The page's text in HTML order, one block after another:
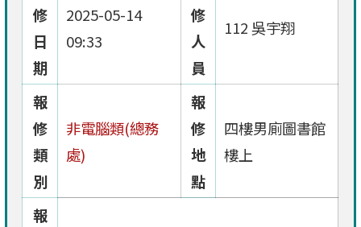
修
日
期
2025-05-14
09:33
修
人
員
112 吳宇翔
報
修
類
別
非電腦類(總務
處)
報
修
地
點
四樓男廁圖書館
樓上
報